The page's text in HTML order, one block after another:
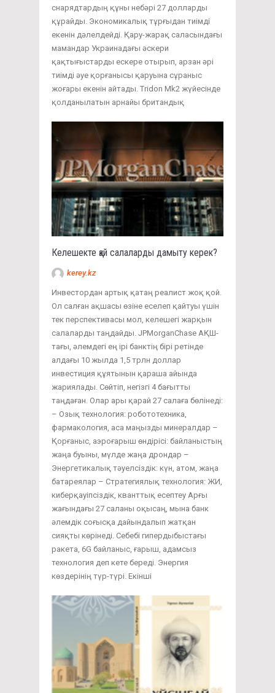
снарядтардың құны небәрі 27 долларды
құрайды. Экономикалық тұрғыдан тиімді
екенін дәлелдейді. Қару-жарақ саласындағы
мамандар Украинадағы әскери
қақтығыстарды ескере отырып, арзан әрі
тиімді әуе қорғанысы қаруына сұраныс
жоғары екенін айтады. Tridon Mk2 жүйесінде
қолданылатын арнайы британдық
Келешекте қай салаларды дамыту керек?
kerey.kz
Инвестордан артық қатаң реалист жоқ қой.
Ол салған ақшасы өзіне еселеп қайтуы үшін
тек перспективасы мол, келешегі жарқын
салаларды таңдайды. JPMorganChase АҚШ-
тағы, әлемдегі ең ірі банктің бірі ретінде
алдағы 10 жылда 1,5 трлн доллар
инвестиция құятынын қараша айында
жариялады. Сөйтіп, негізгі 4 бағытты
таңдаған. Олар ары қарай 27 салаға бөлінеді:
– Озық технология: робототехника,
фармакология, аса маңызды минералдар –
Қорғаныс, аэроғарыш өндірісі: байланыстың
жаңа буыны, мүлде жаңа дрондар –
Энергетикалық тәуелсіздік: күн, атом, жаңа
батареялар – Стратегиялық технология: ЖИ,
киберқауіпсіздік, кванттық есептеу Арғы
жағындағы 27 саланы оқысаң, мына банк
әлемдік соғысқа дайындалып жатқан
сияқты көрінеді. Себебі гипердыбыстағы
ракета, 6G байланыс, ғарыш, адамсыз
технология деп кете береді. Энергия
көздерінің түр-түрі. Екінші